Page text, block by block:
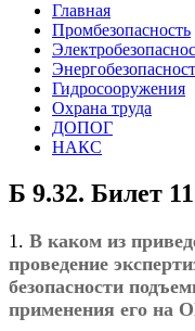
Главная
Промбезопасность
Гидросооружения
Охрана труда
ДОПОГ
НАКС
Б 9.32. Билет 11
1. В каком из
проведение
безопасности
применения его на